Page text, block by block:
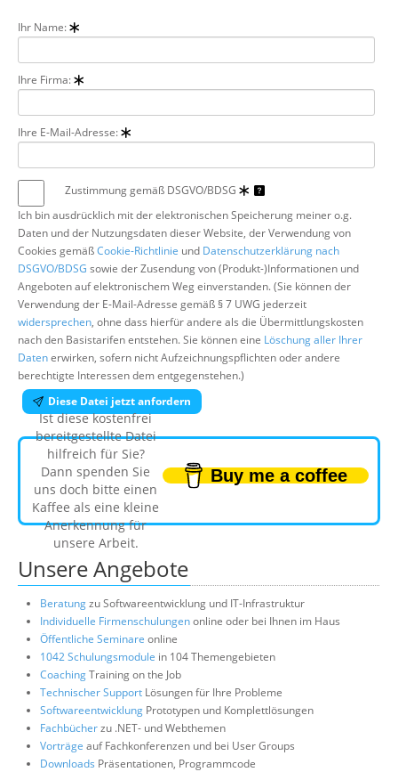
Ihr Name:
Ihre Firma:
Ihre E-Mail-Adresse:
Zustimmung gemäß DSGVO/BDSG
Ich bin ausdrücklich mit der elektronischen Speicherung meiner o.g.
Daten und der Nutzungsdaten dieser Website, der Verwendung von
Cookies gemäßCookie-Richtlinie und Datenschutzerklärung nach
DSGVO/BDSG sowie der Zusendung von (Produkt-)Informationen und
Angeboten auf elektronischem Weg einverstanden. (Sie können der
Verwendung der E-Mail-Adresse gemäß § 7 UWG jederzeit
widersprechen, ohne dass hierfür andere als die Übermittlungskosten
nach den Basistarifen entstehen. Sie können eine Löschung aller Ihrer
Datenerwirken, sofern nicht Aufzeichnungspflichten oder andere
berechtigte Interessen dem entgegenstehen.)
Diese Datei jetzt anfordern
Ist diese kostenfrei
bereitgestellte Datei
hilfreich für Sie?
Dann spenden Sie
uns doch bitte einen
Kaffee als eine kleine
Anerkennung für
unsere Arbeit.
Buy me a coffee
Unsere Angebote
Beratungzu Softwareentwicklung und IT-Infrastruktur
Individuelle Firmenschulungenonline oder bei Ihnen im Haus
Öffentliche Seminare online
1042 Schulungsmodule in 104 Themengebieten
CoachingTraining on the Job
Technischer Support Lösungen für Ihre Probleme
Softwareentwicklung Prototypen und Komplettlösungen
Fachbücherzu .NET- und Webthemen
Vorträge auf Fachkonferenzen und bei User Groups
Downloads Präsentationen, Programmcode